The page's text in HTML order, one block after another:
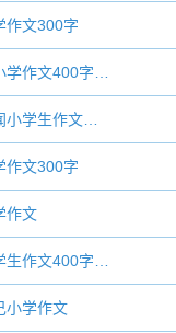
作文300字
学作文400字…
小学生作文…
作文300字
作文
生作文400字…
小学作文